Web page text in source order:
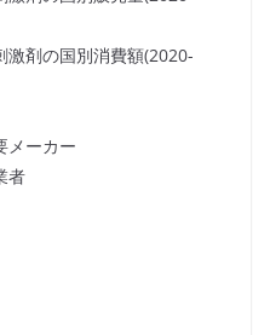
激剤の国別消費額(2020-
メーカー
者